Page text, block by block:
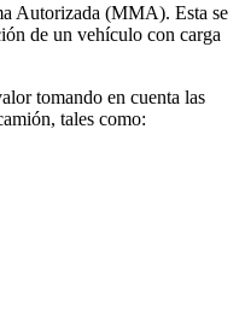
Autorizada (MMA). Esta se
de un vehículo con carga
tomando en cuenta las
tales como: